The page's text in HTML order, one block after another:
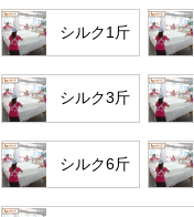
シルク1斤
シルク3斤
シルク6斤